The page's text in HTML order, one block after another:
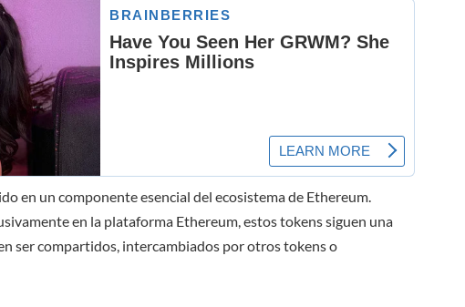
en un componente esencial del ecosistema de Ethereum.
en la plataforma Ethereum, estos tokens siguen una
ser compartidos, intercambiados por otros tokens o